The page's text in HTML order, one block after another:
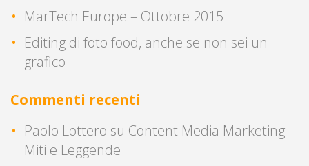
MarTech Europe – Ottobre 2015
Editing di foto food, anche se non sei un
grafico
Commenti recenti
Paolo Lottero su Content Media Marketing –
Miti e Leggende